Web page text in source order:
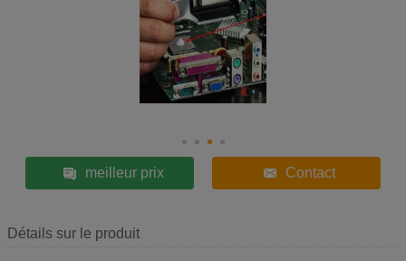
meilleur prix Contact
Détails sur le produit